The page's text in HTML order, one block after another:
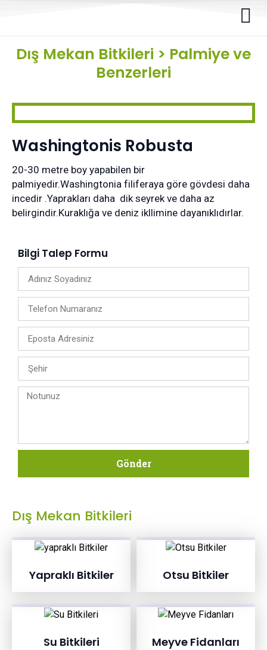
Dış Mekan Bitkileri > Palmiye ve
Benzerleri
Washingtonis Robusta
20-30 metre boy yapabilen bir
palmiyedir.Washingtonia filiferaya göre gövdesi daha
incedir .Yaprakları daha dik seyrek ve daha az
belirgindir.Kuraklığa ve deniz ikllimine dayanıklıdırlar.
Bilgi Talep Formu
Gönder
Dış Mekan Bitkileri
Yapraklı Bitkiler Otsu Bitkiler
Su Bitkileri Meyve Fidanları